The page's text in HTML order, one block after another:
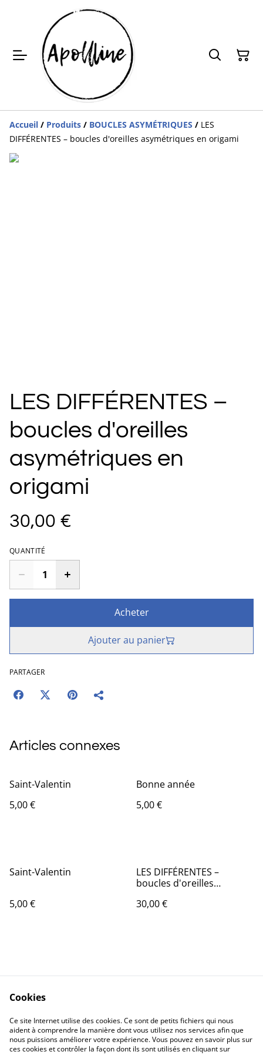
Accueil / Produits / BOUCLES ASYMÉTRIQUES / LES
DIFFÉRENTES – boucles d'oreilles asymétriques en origami
LES DIFFÉRENTES –
boucles d'oreilles
asymétriques en
origami
30,00 €
QUANTITÉ
Acheter
Ajouter au panier
PARTAGER
Articles connexes
Saint-Valentin
5,00 €
Bonne année
5,00 €
Saint-Valentin
5,00 €
LES DIFFÉRENTES –
boucles d'oreilles
30,00 €
Politique de
confidentialité
Politique de cookies
Cookies
Ce site Internet utilise des cookies. Ce sont de petits fichiers qui nous
aident à comprendre la manière dont vous utilisez nos services afin que
nous puissions améliorer votre expérience. Vous pouvez en savoir plus sur
ces cookies et contrôler la façon dont ils sont utilisés en cliquant sur